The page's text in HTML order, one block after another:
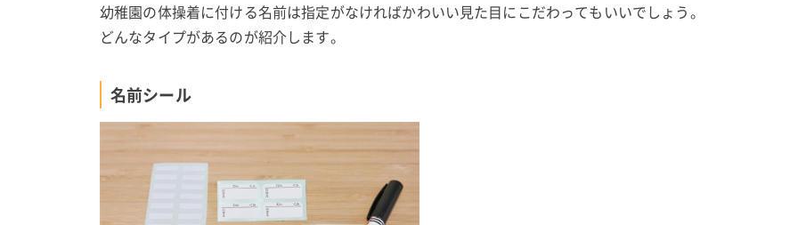
幼稚園の体操着に付ける名前は指定がなければかわいい見た目にこだわってもいいでしょう。
どんなタイプがあるのが紹介します。
名前シール